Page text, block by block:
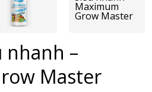
nhanh –
Master